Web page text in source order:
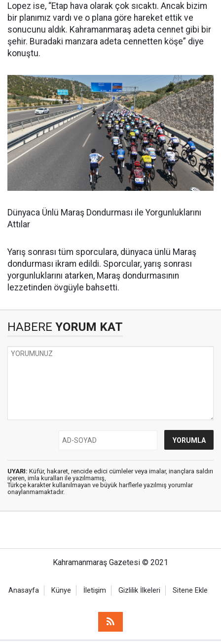
Lopez ise, “Etap hava olarak çok sıcaktı. Ancak bizim
bir planımız vardı ve o plana göre hareket ettik ve
sonucunu aldık. Kahramanmaraş adeta cennet gibi bir
şehir. Buradaki manzara adeta cennetten köşe” diye
konuştu.
Dünyaca Ünlü Maraş Dondurması ile Yorgunluklarını
Attılar
Yarış sonrası tüm sporculara, dünyaca ünlü Maraş
dondurması ikram edildi. Sporcular, yarış sonrası
yorgunluklarını atarken, Maraş dondurmasının
lezzetinden övgüyle bahsetti.
HABERE YORUM KAT
UYARI: Küfür, hakaret, rencide edici cümleler veya imalar, inançlara saldırı
içeren, imla kuralları ile yazılmamış,
Türkçe karakter kullanılmayan ve büyük harflerle yazılmış yorumlar
onaylanmamaktadır.
Kahramanmaraş Gazetesi © 2021
Anasayfa Künye İletişim Gizlilik İlkeleri Sitene Ekle